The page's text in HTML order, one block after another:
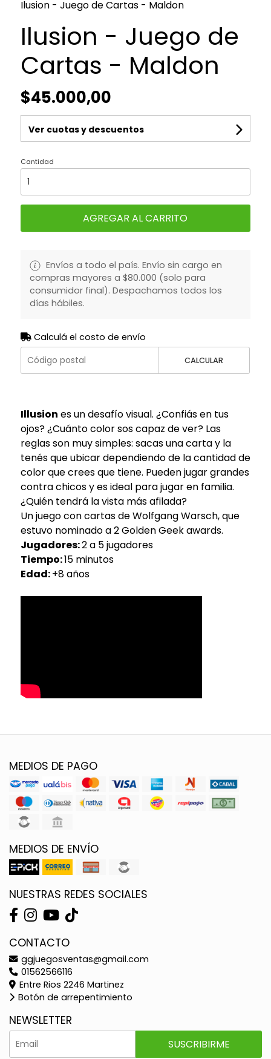
Ilusion - Juego de Cartas - Maldon
Ilusion - Juego de
Cartas - Maldon
$45.000,00
Ver cuotas y descuentos
Cantidad
AGREGAR AL CARRITO
Envíos a todo el país. Envío sin cargo en
compras mayores a $80.000 (solo para
consumidor final). Despachamos todos los
días hábiles.
Calculá el costo de envío
CALCULAR
Illusion es un desafío visual. ¿Confiás en tus
ojos? ¿Cuánto color sos capaz de ver? Las
reglas son muy simples: sacas una carta y la
tenés que ubicar dependiendo de la cantidad de
color que crees que tiene. Pueden jugar grandes
contra chicos y es ideal para jugar en familia.
¿Quién tendrá la vista más afilada?
Un juego con cartas de Wolfgang Warsch, que
estuvo nominado a 2 Golden Geek awards.
Jugadores:2 a 5 jugadores
Tiempo:15 minutos
Edad:+8 años
MEDIOS DE PAGO
MEDIOS DE ENVÍO
NUESTRAS REDES SOCIALES
CONTACTO
ggjuegosventas@gmail.com
01562566116
Entre Rios 2246 Martinez
Botón de arrepentimiento
NEWSLETTER
SUSCRIBIRME